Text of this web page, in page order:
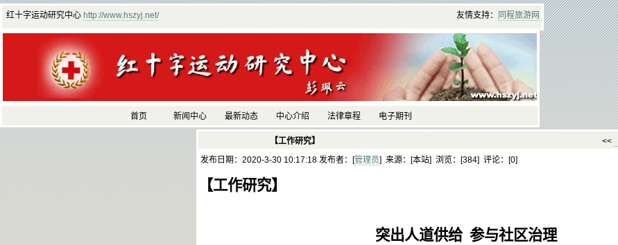
红十字运动研究中心 http://www.hszyj.net/ 友情支持： 同程旅游网
首页 新闻中心 最新动态 中心介绍 法律章程 电子期刊
【工作研究】 <<
发布日期：2020-3-30 10:17:18 发布者：[管理员] 来源：[本站] 浏览：[384] 评论：[0]
【工作研究】
突出人道供给 参与社区治理